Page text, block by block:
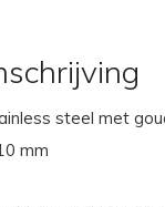
steel met
mm